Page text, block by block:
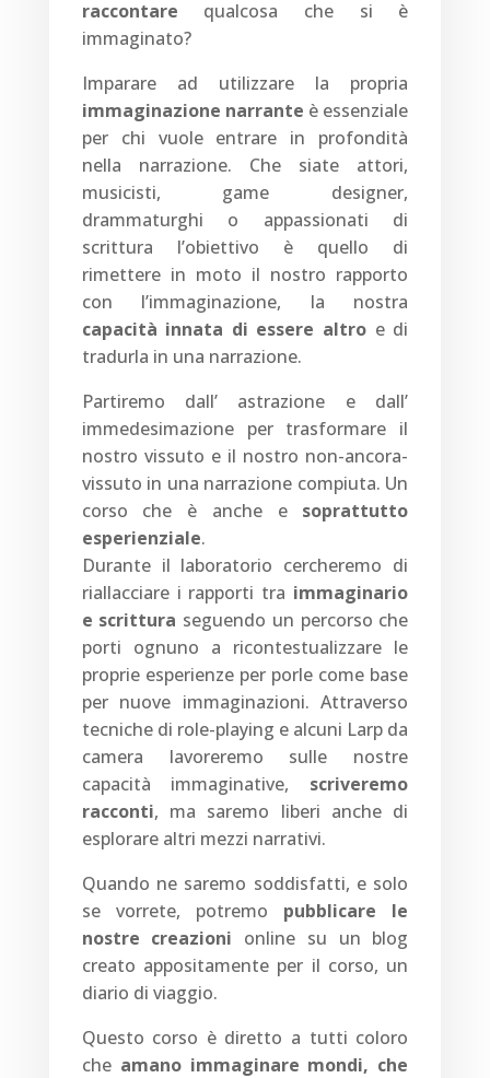
raccontare qualcosa che si è
immaginato?
Imparare ad utilizzare la propria
immaginazione narrante è essenziale
per chi vuole entrare in profondità
nella narrazione. Che siate attori,
musicisti, game designer,
drammaturghi o appassionati di
scrittura l’obiettivo è quello di
rimettere in moto il nostro rapporto
con l’immaginazione, la nostra
capacità innata di essere altro e di
tradurla in una narrazione.
Partiremo dall’ astrazione e dall’
immedesimazione per trasformare il
nostro vissuto e il nostro non-ancora-
vissuto in una narrazione compiuta. Un
corso che è anche e soprattutto
esperienziale.
Durante il laboratorio cercheremo di
riallacciare i rapporti tra immaginario
e scrittura seguendo un percorso che
porti ognuno a ricontestualizzare le
proprie esperienze per porle come base
per nuove immaginazioni. Attraverso
tecniche di role-playing e alcuni Larp da
camera lavoreremo sulle nostre
capacità immaginative, scriveremo
racconti, ma saremo liberi anche di
esplorare altri mezzi narrativi.
Quando ne saremo soddisfatti, e solo
se vorrete, potremo pubblicare le
nostre creazioni online su un blog
creato appositamente per il corso, un
diario di viaggio.
Questo corso è diretto a tutti coloro
che amano immaginare mondi, che